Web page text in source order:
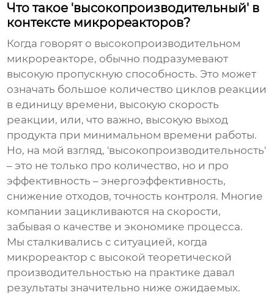
Что такое 'высокопроизводительный' в
контексте микрореакторов?
Когда говорят о высокопроизводительном
микрореакторе, обычно подразумевают
высокую пропускную способность. Это может
означать большое количество циклов реакции
в единицу времени, высокую скорость
реакции, или, что важно, высокую выход
продукта при минимальном времени работы.
Но, на мой взгляд, 'высокопроизводительность'
– это не только про количество, но и про
эффективность – энергоэффективность,
снижение отходов, точность контроля. Многие
компании зацикливаются на скорости,
забывая о качестве и экономике процесса.
Мы сталкивались с ситуацией, когда
микрореактор с высокой теоретической
производительностью на практике давал
результаты значительно ниже ожидаемых.